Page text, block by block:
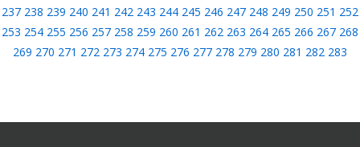
237 238 239 240 241 242 243 244 245 246 247 248 249 250 251 252
253 254 255 256 257 258 259 260 261 262 263 264 265 266 267 268
269 270 271 272 273 274 275 276 277 278 279 280 281 282 283